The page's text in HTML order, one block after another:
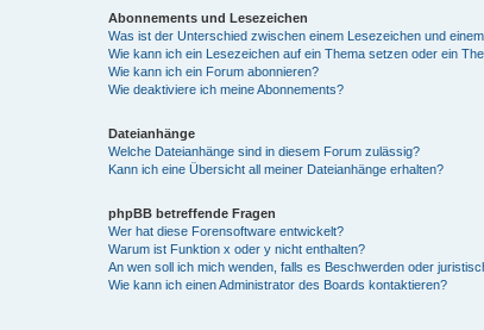
Abonnements und Lesezeichen
Was ist der Unterschied zwischen einem Lesezeichen und
Wie kann ich ein Lesezeichen auf ein Thema setzen oder ein
Wie kann ich ein Forum abonnieren?
Wie deaktiviere ich meine Abonnements?
Dateianhänge
Welche Dateianhänge sind in diesem Forum zulässig?
Kann ich eine Übersicht all meiner Dateianhänge erhalten?
phpBB betreffende Fragen
Wer hat diese Forensoftware entwickelt?
Warum ist Funktion x oder y nicht enthalten?
An wen soll ich mich wenden, falls es Beschwerden oder
Wie kann ich einen Administrator des Boards kontaktieren?